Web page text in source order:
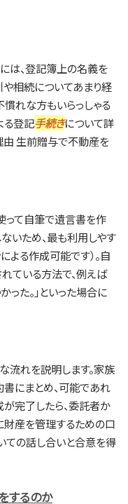
は、登記簿上の名義を
相続についてあまり経
慣れな方もいらっしゃる
る登記手続きについて詳
生前贈与で不動産を
って自筆で遺言書を作
いため、最も利用しやす
よる作成可能です）。自
ている方法で、例えば
った。」といった場合に
流れを説明します。家族
にまとめ、可能であれ
完了したら、委託者か
財産を管理するための口
ての話し合いと合意を得
するのか